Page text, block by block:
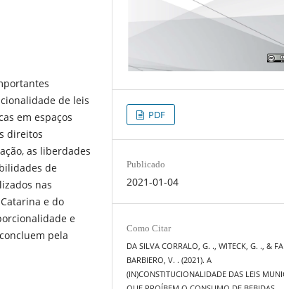
de leis
em espaços
direitos
as liberdades
de
nas
e do
e
pela
PDF
Publicado
2021-01-04
Como Citar
DA SILVA CORRALO, G. ., WITECK, G. ., &
BARBIERO, V. . (2021). A
(IN)CONSTITUCIONALIDADE DAS LEIS